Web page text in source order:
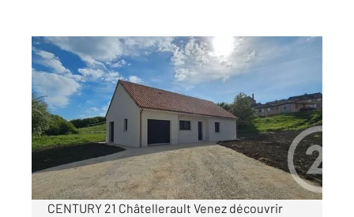
ARCHIGNY 86
108,41 m2, 4 pièces
Ref : 11827
Maison à vendre
210 000 €
Visiter le site dédié
CENTURY 21 Châtellerault Venez découvrir